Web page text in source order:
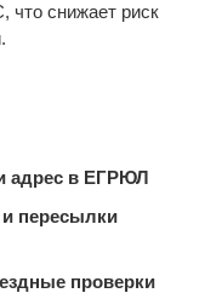
что снижает риск
адрес в ЕГРЮЛ
пересылки
проверки